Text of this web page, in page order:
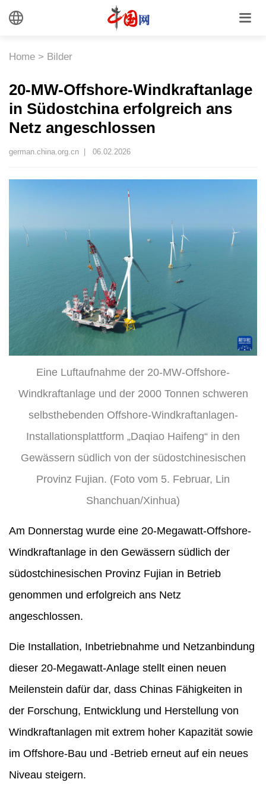
Home > Bilder
20-MW-Offshore-Windkraftanlage
in Südostchina erfolgreich ans
Netz angeschlossen
german.china.org.cn | 06.02.2026
Eine Luftaufnahme der 20-MW-Offshore-
Windkraftanlage und der 2000 Tonnen schweren
selbsthebenden Offshore-Windkraftanlagen-
Installationsplattform „Daqiao Haifeng“ in den
Gewässern südlich von der südostchinesischen
Provinz Fujian. (Foto vom 5. Februar, Lin
Shanchuan/Xinhua)
Am Donnerstag wurde eine 20-Megawatt-Offshore-
Windkraftanlage in den Gewässern südlich der
südostchinesischen Provinz Fujian in Betrieb
genommen und erfolgreich ans Netz
angeschlossen.
Die Installation, Inbetriebnahme und Netzanbindung
dieser 20-Megawatt-Anlage stellt einen neuen
Meilenstein dafür dar, dass Chinas Fähigkeiten in
der Forschung, Entwicklung und Herstellung von
Windkraftanlagen mit extrem hoher Kapazität sowie
im Offshore-Bau und -Betrieb erneut auf ein neues
Niveau steigern.